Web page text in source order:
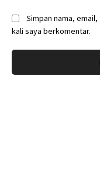
Simpan nama,
kali saya berkomentar.